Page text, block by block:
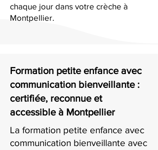
chaque jour dans votre crèche à
Montpellier.
Formation petite enfance avec
communication bienveillante :
certifiée, reconnue et
accessible à Montpellier
La formation petite enfance avec
communication bienveillante avec